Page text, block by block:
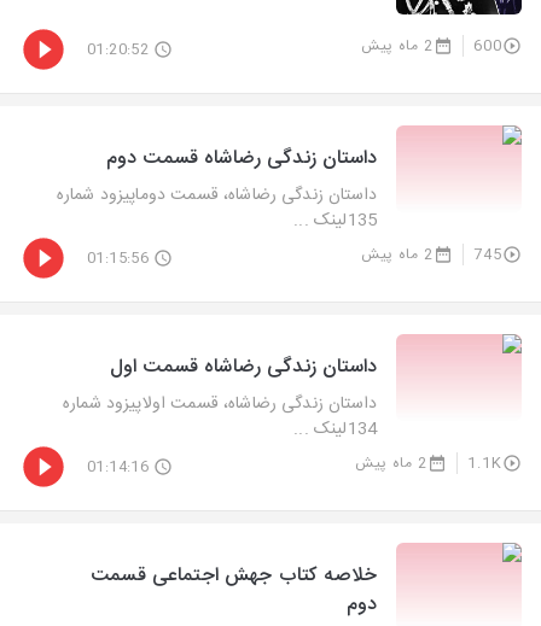
600 2 ماه پیش 01:20:52
داستان زندگی رضاشاه قسمت دوم
داستان زندگی رضاشاه، قسمت دوماپیزود شماره
135لینک ...
745 2 ماه پیش 01:15:56
داستان زندگی رضاشاه قسمت اول
داستان زندگی رضاشاه، قسمت اولاپیزود شماره
134لینک ...
1.1K 2 ماه پیش 01:14:16
خلاصه کتاب جهش اجتماعی قسمت
دوم